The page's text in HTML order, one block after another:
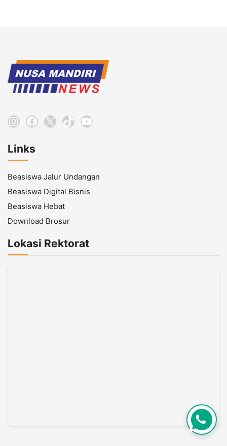
Instagram
Facebook
X TikTokYouTube
Links
Beasiswa Jalur Undangan
Beasiswa Digital Bisnis
Beasiswa Hebat
Download Brosur
Lokasi Rektorat